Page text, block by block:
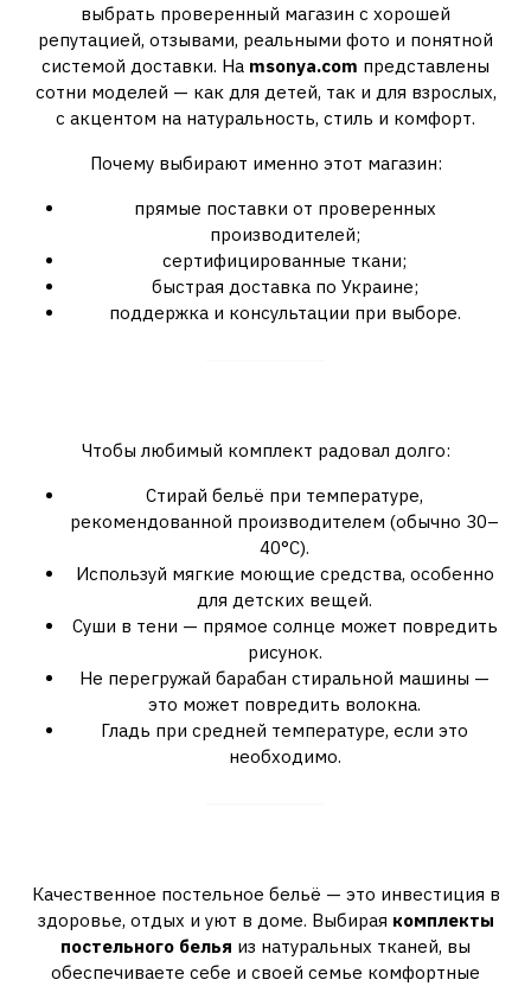
выбрать проверенный магазин с хорошей
репутацией, отзывами, реальными фото и понятной
системой доставки. На msonya.com представлены
сотни моделей — как для детей, так и для взрослых,
с акцентом на натуральность, стиль и комфорт.
Почему выбирают именно этот магазин:
прямые поставки от проверенных
производителей;
сертифицированные ткани;
быстрая доставка по Украине;
поддержка и консультации при выборе.
Чтобы любимый комплект радовал долго:
Стирай бельё при температуре,
рекомендованной производителем (обычно 30–
40°C).
Используй мягкие моющие средства, особенно
для детских вещей.
Суши в тени — прямое солнце может повредить
рисунок.
Не перегружай барабан стиральной машины —
это может повредить волокна.
Гладь при средней температуре, если это
необходимо.
Качественное постельное бельё — это инвестиция в
здоровье, отдых и уют в доме. Выбирая комплекты
постельного белья из натуральных тканей, вы
обеспечиваете себе и своей семье комфортные